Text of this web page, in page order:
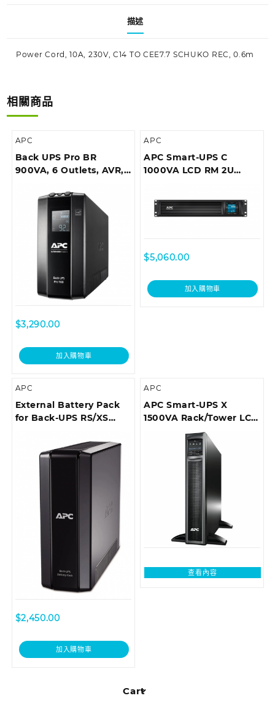
Cart
描述
Power Cord, 10A, 230V, C14 TO CEE7.7 SCHUKO REC, 0.6m
相關商品
APC
Back UPS Pro BR
900VA, 6 Outlets, AVR,
$3,290.00
加入購物車
APC
APC Smart-UPS C
1000VA LCD RM 2U
add network card)
$5,060.00
加入購物車
APC
External Battery Pack
for Back-UPS RS/XS
$2,450.00
加入購物車
APC
APC Smart-UPS X
1500VA Rack/Tower LCD
查看內容